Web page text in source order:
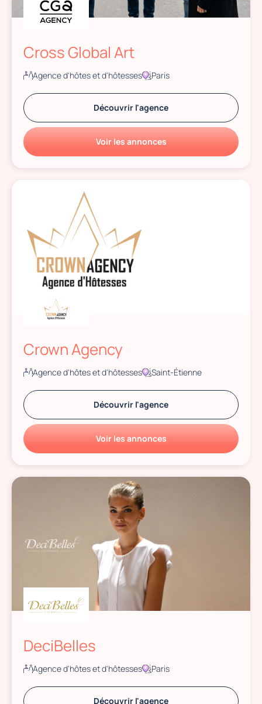
Cross Global Art
Agence d'hôtes et d'hôtesses Paris
Découvrir l'agence
Voir les annonces
Crown Agency
Agence d'hôtes et d'hôtesses Saint-Étienne
Découvrir l'agence
Voir les annonces
DeciBelles
Agence d'hôtes et d'hôtesses Paris
Découvrir l'agence